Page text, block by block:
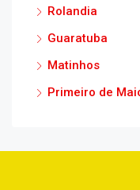
Rolandia
Guaratuba
Matinhos
Primeiro de